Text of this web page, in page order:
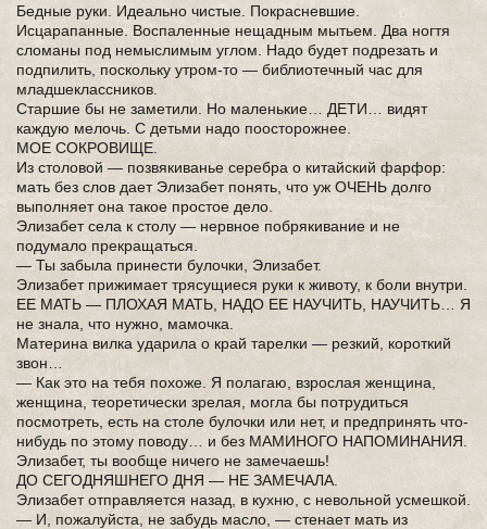
Бедные руки. Идеально чистые. Покрасневшие.
Исцарапанные. Воспаленные нещадным мытьем. Два ногтя
сломаны под немыслимым углом. Надо будет подрезать и
подпилить, поскольку утром-то — библиотечный час для
младшеклассников.
Старшие бы не заметили. Но маленькие… ДЕТИ… видят
каждую мелочь. С детьми надо поосторожнее.
МОЕ СОКРОВИЩЕ.
Из столовой — позвякиванье серебра о китайский фарфор:
мать без слов дает Элизабет понять, что уж ОЧЕНЬ долго
выполняет она такое простое дело.
Элизабет села к столу — нервное побрякивание и не
подумало прекращаться.
— Ты забыла принести булочки, Элизабет.
Элизабет прижимает трясущиеся руки к животу, к боли внутри.
ЕЕ МАТЬ — ПЛОХАЯ МАТЬ, НАДО ЕЕ НАУЧИТЬ, НАУЧИТЬ… Я
не знала, что нужно, мамочка.
Материна вилка ударила о край тарелки — резкий, короткий
звон…
— Как это на тебя похоже. Я полагаю, взрослая женщина,
женщина, теоретически зрелая, могла бы потрудиться
посмотреть, есть на столе булочки или нет, и предпринять что-
нибудь по этому поводу… и без МАМИНОГО НАПОМИНАНИЯ.
Элизабет, ты вообще ничего не замечаешь!
ДО СЕГОДНЯШНЕГО ДНЯ — НЕ ЗАМЕЧАЛА.
Элизабет отправляется назад, в кухню, с невольной усмешкой.
— И, пожалуйста, не забудь масло, — стенает мать из